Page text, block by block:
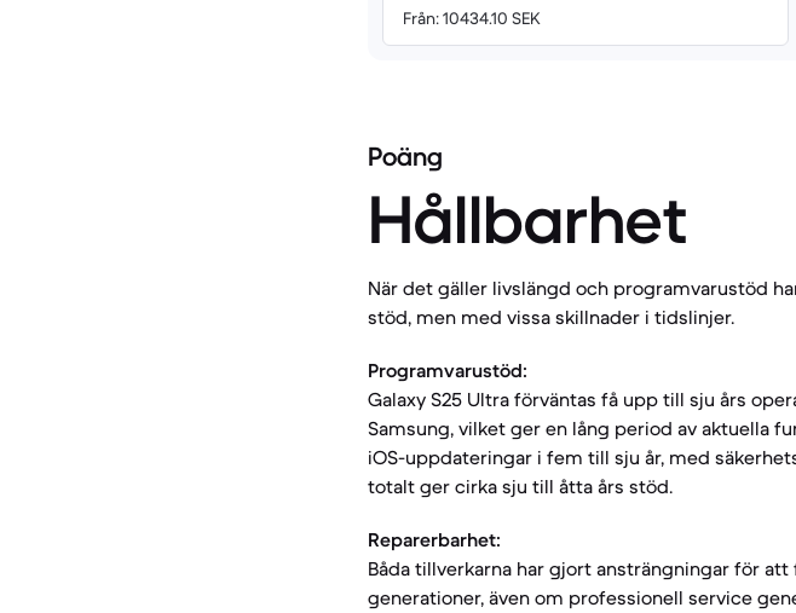
Från: 10434.10 SEK
Poäng
Hållbarhet
När det gäller livslängd och programvarustöd
stöd, men med vissa skillnader i tidslinjer.
Programvarustöd:
Galaxy S25 Ultra förväntas få upp till sju års
Samsung, vilket ger en lång period av aktuella
iOS-uppdateringar i fem till sju år, med
totalt ger cirka sju till åtta års stöd.
Reparerbarhet:
Båda tillverkarna har gjort ansträngningar för
generationer, även om professionell service